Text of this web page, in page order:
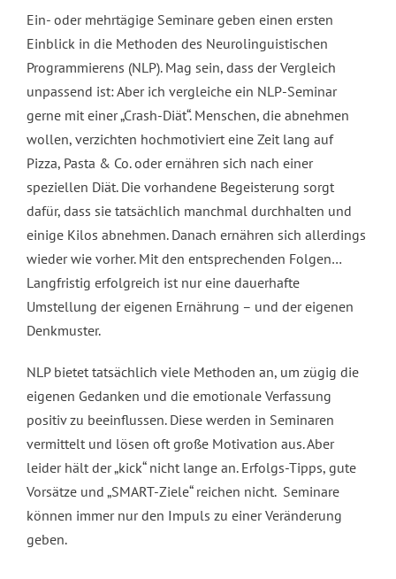
Ein- oder mehrtägige Seminare geben einen ersten
Einblick in die Methoden des Neurolinguistischen
Programmierens (NLP). Mag sein, dass der Vergleich
unpassend ist: Aber ich vergleiche ein NLP-Seminar
gerne mit einer „Crash-Diät“. Menschen, die abnehmen
wollen, verzichten hochmotiviert eine Zeit lang auf
Pizza, Pasta & Co. oder ernähren sich nach einer
speziellen Diät. Die vorhandene Begeisterung sorgt
dafür, dass sie tatsächlich manchmal durchhalten und
einige Kilos abnehmen. Danach ernähren sich allerdings
wieder wie vorher. Mit den entsprechenden Folgen…
Langfristig erfolgreich ist nur eine dauerhafte
Umstellung der eigenen Ernährung – und der eigenen
Denkmuster.
NLP bietet tatsächlich viele Methoden an, um zügig die
eigenen Gedanken und die emotionale Verfassung
positiv zu beeinflussen. Diese werden in Seminaren
vermittelt und lösen oft große Motivation aus. Aber
leider hält der „kick“ nicht lange an. Erfolgs-Tipps, gute
Vorsätze und „SMART-Ziele“ reichen nicht. Seminare
können immer nur den Impuls zu einer Veränderung
geben.